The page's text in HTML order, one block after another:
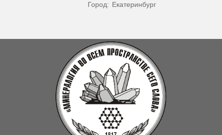
Город: Екатеринбург